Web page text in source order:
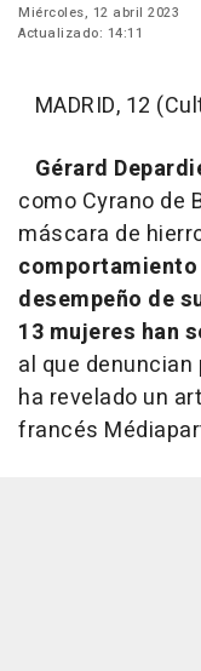
Miércoles, 12 abril 2023
Actualizado: 14:11
MADRID, 12
Gérard
como Cyrano de
máscara de
desempeño de
13 mujeres han
al que
ha revelado un
francés